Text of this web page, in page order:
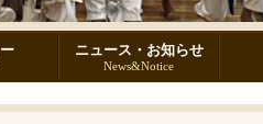
ニュース・お知らせ
News&Notice